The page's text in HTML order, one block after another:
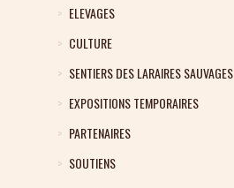
ELEVAGES
CULTURE
SENTIERS DES LARAIRES SAUVAGES
EXPOSITIONS TEMPORAIRES
PARTENAIRES
SOUTIENS